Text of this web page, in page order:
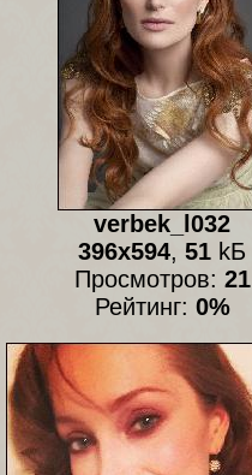
verbek_l032
396x594, 51 kБ
Просмотров: 21
Рейтинг: 0%